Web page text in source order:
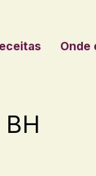
Onde
BH